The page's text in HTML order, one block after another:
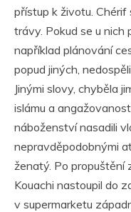
přístup k životu.
trávy. Pokud se u nich
například plánování
popud jiných,
Jinými slovy, chyběla
islámu a
náboženství nasadili
nepravděpodobnými
ženatý. Po
Kouachi nastoupil do
v supermarketu